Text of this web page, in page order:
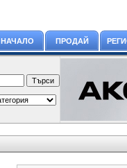
НАЧАЛО ПРОДАЙ